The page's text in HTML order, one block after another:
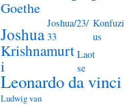
Goethe
Joshua
Joshua/23/
33
Konfuzi
us
Krishnamurt
i
Laot
se
Leonardo da vinci
Ludwig van